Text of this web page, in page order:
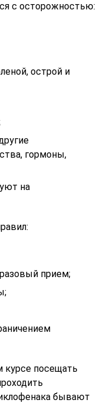
с осторожностью:
острой и
гормоны,
на
прием;
курсе посещать
бывают